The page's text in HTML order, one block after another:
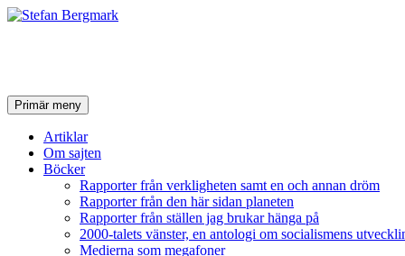
SökPrimär meny Hoppa
till
innehåll
Artiklar
Om sajten
Böcker
Rapporter från verkligheten samt en och annan dröm
Rapporter från den här sidan planeten
Rapporter från ställen jag brukar hänga på
2000-talets vänster, en antologi om socialismens
Medierna som megafoner